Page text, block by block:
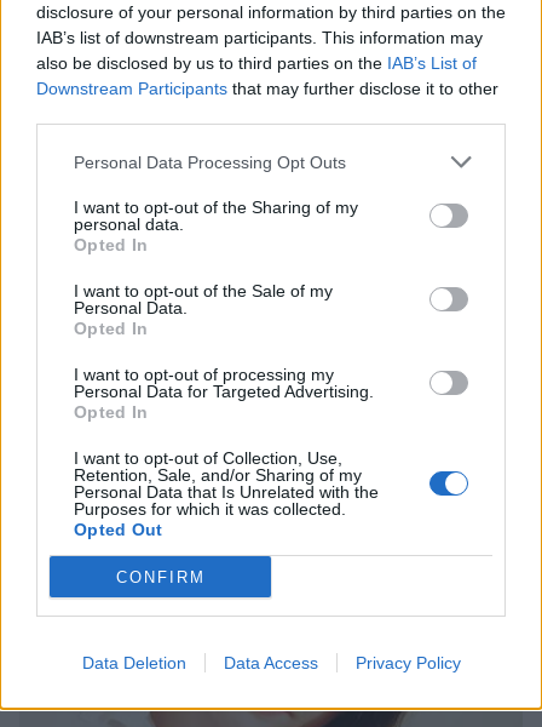
disclosure of your personal information by third parties on the
IAB’s list of downstream participants. This information may
also be disclosed by us to third parties on the IAB’s List of
Downstream Participants that may further disclose it to other
Personal Data Processing Opt Outs
I want to opt-out of the Sharing of my
personal data.
Opted In
I want to opt-out of the Sale of my
Personal Data.
Opted In
I want to opt-out of processing my
Personal Data for Targeted Advertising.
Opted In
I want to opt-out of Collection, Use,
Retention, Sale, and/or Sharing of my
Personal Data that Is Unrelated with the
Purposes for which it was collected.
Opted Out
CONFIRM
Data Deletion Data Access Privacy Policy
Σχετικά Άρθρα
Νεάπολη: Η Ακαδημία Εμπορικού Ναυτικού
υποδέχεται 34 νέους σπουδαστές
05/08/2026 18:11